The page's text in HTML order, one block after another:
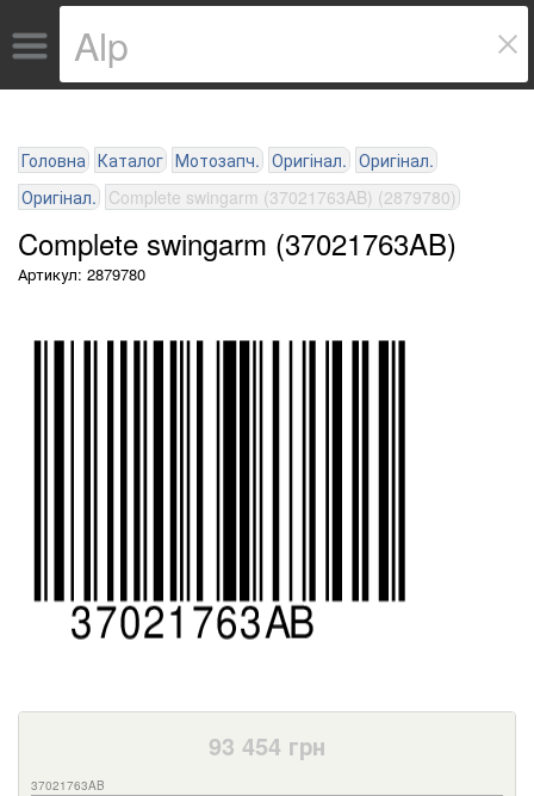
Головна Каталог Мотозапч. Оригінал. Оригінал.
Оригінал. Complete swingarm (37021763AB) (2879780)
Complete swingarm (37021763AB)
Артикул: 2879780
93 454 грн
37021763AB